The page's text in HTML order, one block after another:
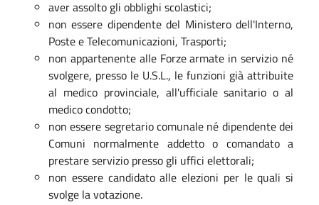
aver assolto gli obblighi scolastici;
non essere dipendente del Ministero dell'Interno,
Poste e Telecomunicazioni, Trasporti;
non appartenente alle Forze armate in servizio né
svolgere, presso le U.S.L., le funzioni già attribuite
al medico provinciale, all'ufficiale sanitario o al
medico condotto;
non essere segretario comunale né dipendente dei
Comuni normalmente addetto o comandato a
prestare servizio presso gli uffici elettorali;
non essere candidato alle elezioni per le quali si
svolge la votazione.